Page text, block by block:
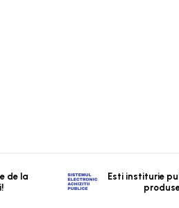
de la
Esti institurie